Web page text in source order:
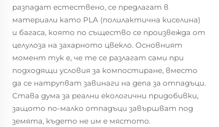
разпадат естествено, се предлагат в
материали като PLA (полилактична киселина)
и багаса, която по същество се произвежда от
целулоза на захарното цвекло. Основният
момент тук е, че те се разлагат сами при
подходящи условия за компостиране, вместо
да се натрупват завинаги на депа за отпадъци.
Става дума за реални екологични придобивки,
защото по-малко отпадъци завършват под
земята, където не им е мястото.